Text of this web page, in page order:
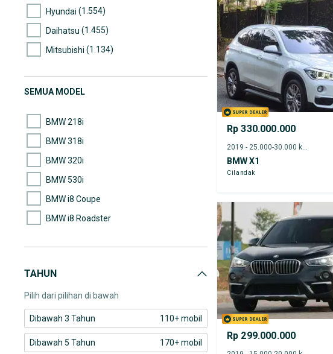
Hyundai (1.554)
Daihatsu (1.455)
Mitsubishi (1.134)
Wuling(633)
SEMUA MODEL
BMW 218i
BMW 318i
BMW 320i
BMW 530i
BMW i8 Coupe
BMW i8 Roadster
BMW X3
TAHUN
Pilih dari pilihan di bawah
Dibawah 3 Tahun 110+ mobil
Dibawah 5 Tahun 170+ mobil
TEST DRIVE DARI RUMAH
GRATIS BIAYA JASA PERAWATAN*
PENJUAL TERVERIFIKASI
Rp 330.000.000
2019 - 25.000-30.000 km
BMW X1
Cilandak
Rp 299.000.000